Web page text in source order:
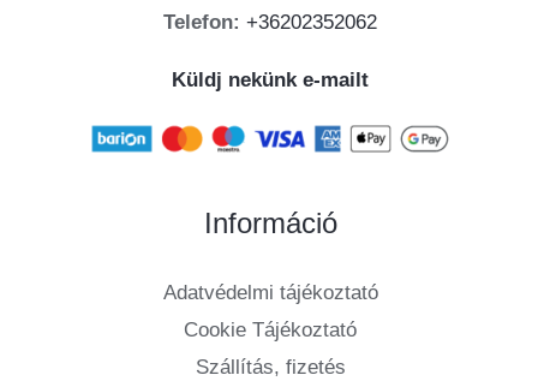
Telefon: +36202352062
Küldj nekünk e-mailt
Információ
Adatvédelmi tájékoztató
Cookie Tájékoztató
Szállítás, fizetés